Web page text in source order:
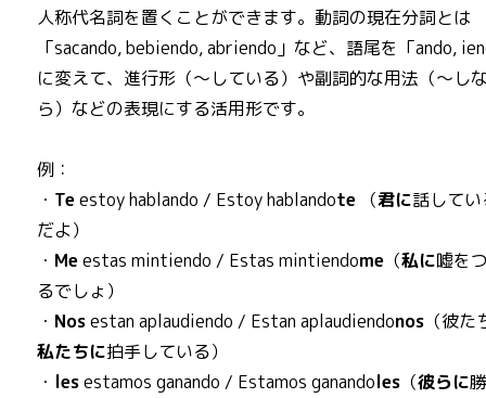
人称代名詞を置くことができます。動詞の現在分詞とは
「sacando, bebiendo, abriendo」など、語尾を「ando,
に変えて、進行形（～している）や副詞的な用法（～し
ら）などの表現にする活用形です。
例：
・ Teestoy hablando / Estoy hablandote （君に話して
だよ）
・ Meestas mintiendo / Estas mintiendome （私に嘘を
るでしょ）
・ Nosestan aplaudiendo / Estan aplaudiendonos （彼た
私たちに拍手している）
・ lesestamos ganando / Estamos ganandoles （彼らに